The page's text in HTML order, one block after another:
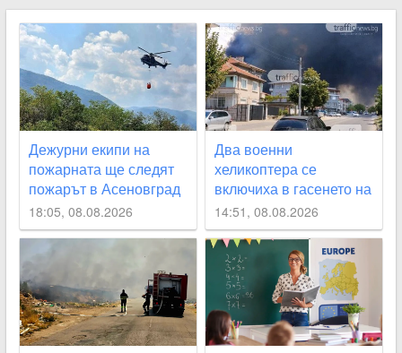
Дежурни екипи на
пожарната ще следят
пожарът в Асеновград
да не пламне отново
18:05, 08.08.2026
Два военни
хеликоптера се
включиха в гасенето на
огъня над Асеновград,
засегнат е гробищния
парк СНИМКИ+ВИДЕО
14:51, 08.08.2026